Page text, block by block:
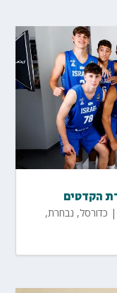
הקדטים
| כדורסל, נבחרת,